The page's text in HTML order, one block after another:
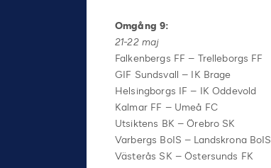
Omgång 9:
21-22 maj
Falkenbergs FF – Trelleborgs FF
GIF Sundsvall – IK Brage
Helsingborgs IF – IK Oddevold
Kalmar FF – Umeå FC
Utsiktens BK – Örebro SK
Varbergs BoIS – Landskrona BoIS
Västerås SK – Östersunds FK